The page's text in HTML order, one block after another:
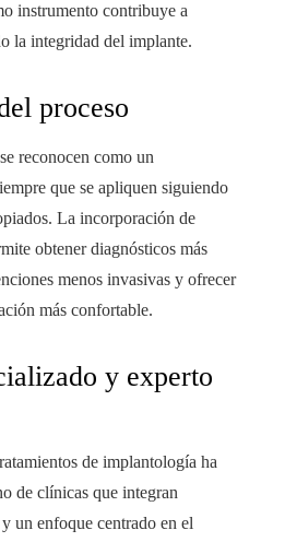
instrumento contribuye a
la integridad del implante.
proceso
reconocen como un
que se apliquen siguiendo
La incorporación de
obtener diagnósticos más
menos invasivas y ofrecer
más confortable.
y experto
de implantología ha
de clínicas que integran
un enfoque centrado en el